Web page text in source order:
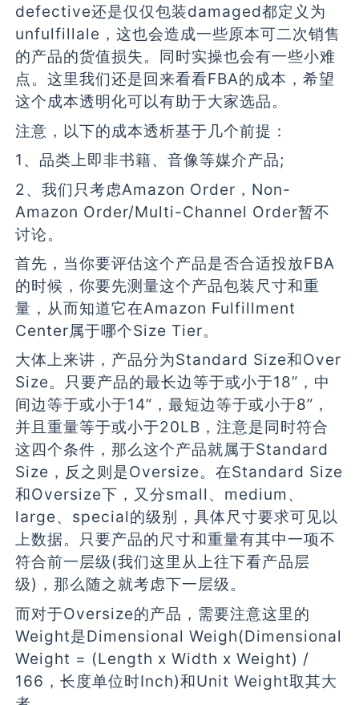
defective还是仅仅包装damaged都定义为
unfulfillale，这也会造成一些原本可二次销售
的产品的货值损失。同时实操也会有一些小难
点。这里我们还是回来看看FBA的成本，希望
这个成本透明化可以有助于大家选品。
注意，以下的成本透析基于几个前提：
1、品类上即非书籍、音像等媒介产品;
2、我们只考虑Amazon Order，Non-
Amazon Order/Multi-Channel Order暂不
讨论。
首先，当你要评估这个产品是否合适投放FBA
的时候，你要先测量这个产品包装尺寸和重
量，从而知道它在Amazon Fulfillment
Center属于哪个Size Tier。
大体上来讲，产品分为Standard Size和Over
Size。只要产品的最长边等于或小于18”，中
间边等于或小于14”，最短边等于或小于8”，
并且重量等于或小于20LB，注意是同时符合
这四个条件，那么这个产品就属于Standard
Size，反之则是Oversize。在Standard Size
和Oversize下，又分small、medium、
large、special的级别，具体尺寸要求可见以
上数据。只要产品的尺寸和重量有其中一项不
符合前一层级(我们这里从上往下看产品层
级)，那么随之就考虑下一层级。
而对于Oversize的产品，需要注意这里的
Weight是Dimensional Weigh(Dimensional
Weight = (Length x Width x Weight) /
166，长度单位时Inch)和Unit Weight取其大